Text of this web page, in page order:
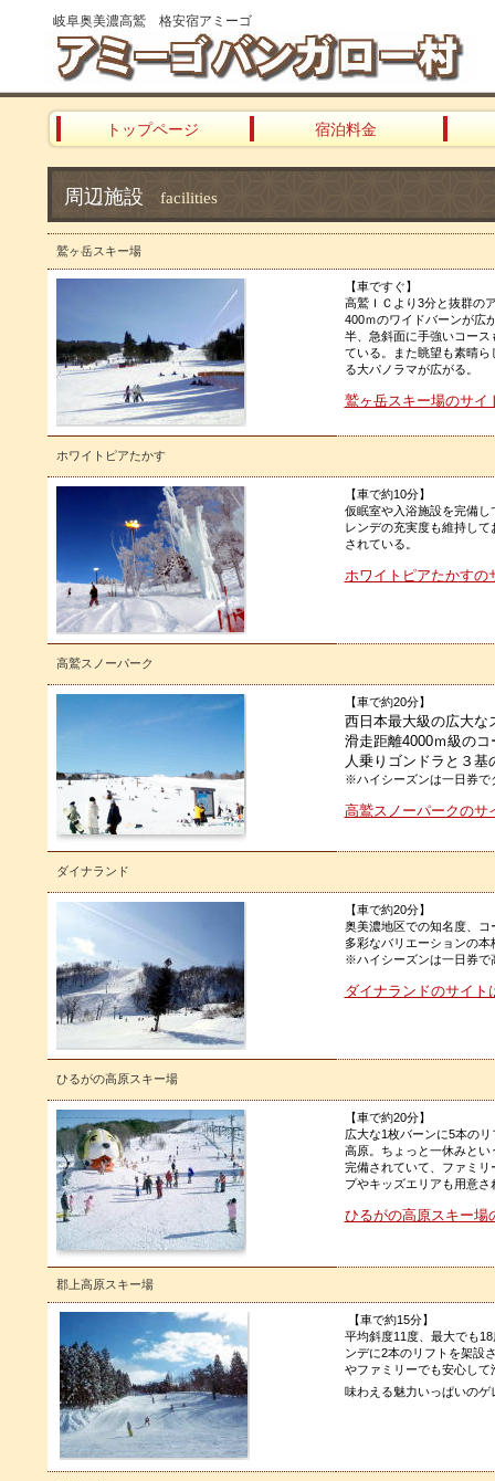
岐阜奥美濃高鷲 格安宿アミーゴ
周辺施設 facilities
鷲ヶ岳スキー場
【車ですぐ】
高鷲ＩＣより3分と抜群の
400ｍのワイドバーンが広
半、急斜面に手強いコー
ている。また眺望も素晴
る大パノラマが広がる。
鷲ヶ岳スキー場のサイ
ホワイトピアたかす
【車で約10分】
仮眠室や入浴施設を完備
レンデの充実度も維持し
されている。
ホワイトピアたかすの
高鷲スノーパーク
【車で約20分】
西日本最大級の広大な
滑走距離4000ｍ級の
人乗りゴンドラと３
※ハイシーズンは一日券で
高鷲スノーパークのサ
ダイナランド
【車で約20分】
奥美濃地区での知名度、
多彩なバリエーションの
※ハイシーズンは一日券で
ダイナランドのサイト
ひるがの高原スキー場
【車で約20分】
広大な1枚バーンに5本の
高原。ちょっと一休みと
完備されていて、ファミ
プやキッズエリアも用意さ
ひるがの高原スキー場
郡上高原スキー場
【車で約15分】
平均斜度11度、最大でも
ンデに2本のリフトを架設
やファミリーでも安心し
味わえる魅力いっぱいのゲ
トップページ 宿泊料金